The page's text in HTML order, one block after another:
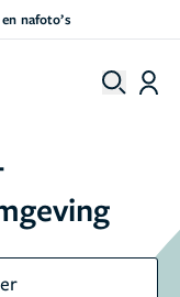
nafoto’s